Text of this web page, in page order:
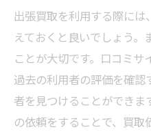
出張買取を利用する際に
えておくと良いでしょう。
ことが大切です。口コミサ
過去の利用者の評価を確
者を見つけることができま
の依頼をすることで、買